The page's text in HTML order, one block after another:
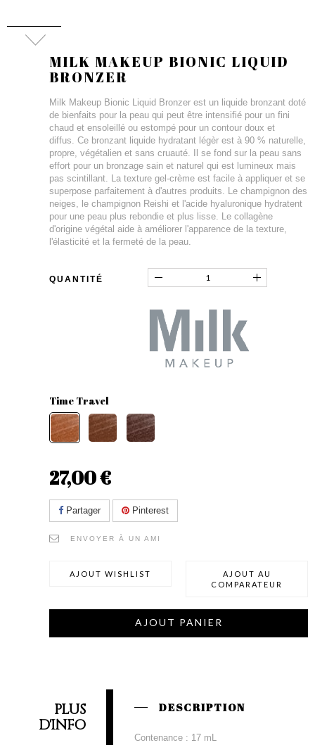
MILK MAKEUP BIONIC LIQUID
BRONZER
Milk Makeup Bionic Liquid Bronzer est un liquide bronzant doté
de bienfaits pour la peau qui peut être intensifié pour un fini
chaud et ensoleillé ou estompé pour un contour doux et
diffus. Ce bronzant liquide hydratant légèr est à 90 % naturelle,
propre, végétalien et sans cruauté. Il se fond sur la peau sans
effort pour un bronzage sain et naturel qui est lumineux mais
pas scintillant. La texture gel-crème est facile à appliquer et se
superpose parfaitement à d'autres produits. Le champignon des
neiges, le champignon Reishi et l'acide hyaluronique hydratent
pour une peau plus rebondie et plus lisse. Le collagène
d'origine végétal aide à améliorer l'apparence de la texture,
l'élasticité et la fermeté de la peau.
QUANTITÉ
Time Travel
27,00 €
Partager Pinterest
ENVOYER À UN AMI
AJOUT WISHLIST
AJOUT AU
COMPARATEUR
AJOUT PANIER
PLUS
D'INFO
DESCRIPTION
Contenance : 17 mL